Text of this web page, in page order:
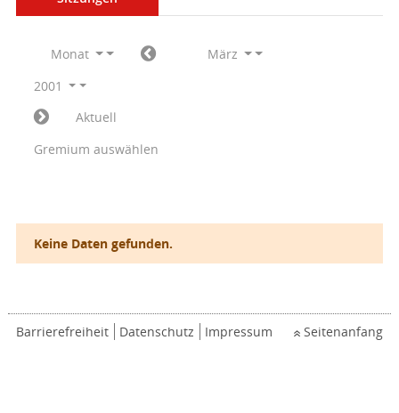
Monat
März
2001
Aktuell
Gremium auswählen
Keine Daten gefunden.
Barrierefreiheit Datenschutz Impressum Seitenanfang